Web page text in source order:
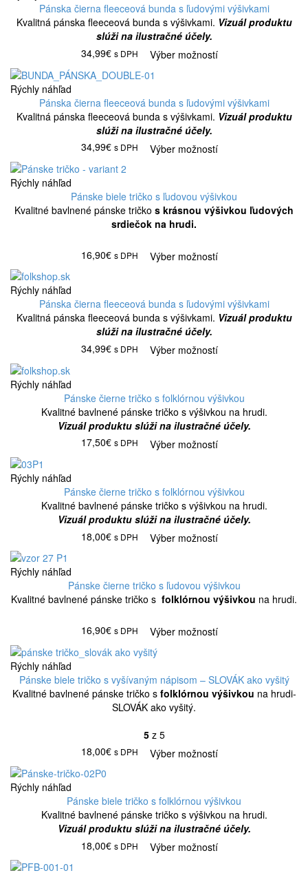
Pánska čierna fleeceová bunda s ľudovými výšivkami
Kvalitná pánska fleeceová bunda s výšivkami. Vizuál produktu
slúži na ilustračné účely.
34,99€ s DPH Výber možností
Rýchly náhľad
Pánska čierna fleeceová bunda s ľudovými výšivkami
Kvalitná pánska fleeceová bunda s výšivkami. Vizuál produktu
slúži na ilustračné účely.
34,99€ s DPH Výber možností
Rýchly náhľad
Pánske biele tričko s ľudovou výšivkou
Kvalitné bavlnené pánske tričko s krásnou výšivkou ľudových
srdiečok na hrudi.
16,90€ s DPH Výber možností
Rýchly náhľad
Pánska čierna fleeceová bunda s ľudovými výšivkami
Kvalitná pánska fleeceová bunda s výšivkami. Vizuál produktu
slúži na ilustračné účely.
34,99€ s DPH Výber možností
Rýchly náhľad
Pánske čierne tričko s folklórnou výšivkou
Kvalitné bavlnené pánske tričko s výšivkou na hrudi.
Vizuál produktu slúži na ilustračné účely.
17,50€ s DPH Výber možností
Rýchly náhľad
Pánske čierne tričko s folklórnou výšivkou
Kvalitné bavlnené pánske tričko s výšivkou na hrudi.
Vizuál produktu slúži na ilustračné účely.
18,00€ s DPH Výber možností
Rýchly náhľad
Pánske čierne tričko s ľudovou výšivkou
Kvalitné bavlnené pánske tričko s folklórnou výšivkou na hrudi.
16,90€ s DPH Výber možností
Rýchly náhľad
Pánske biele tričko s vyšívaným nápisom – SLOVÁK ako vyšitý
Kvalitné bavlnené pánske tričko sfolklórnou výšivkou na hrudi-
SLOVÁK ako vyšitý.
5z 5
18,00€ s DPH Výber možností
Rýchly náhľad
Pánske biele tričko s folklórnou výšivkou
Kvalitné bavlnené pánske tričko s výšivkou na hrudi.
Vizuál produktu slúži na ilustračné účely.
18,00€ s DPH Výber možností